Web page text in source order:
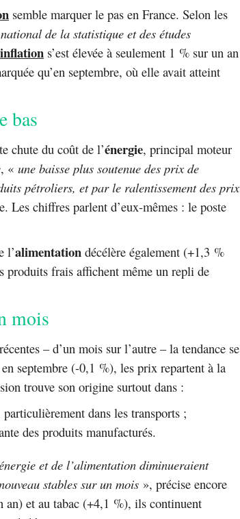
semble marquer le pas en France. Selon les
de la statistique et des études
inflation s’est élevée à seulement 1 % sur un an
qu’en septembre, où elle avait atteint
bas
chute du coût de l’énergie, principal moteur
, « une baisse plus soutenue des prix de
pétroliers, et par le ralentissement des prix
Les chiffres parlent d’eux-mêmes : le poste
l’alimentation décélère également (+1,3 %
produits frais affichent même un repli de
mois
– d’un mois sur l’autre – la tendance se
septembre (-0,1 %), les prix repartent à la
trouve son origine surtout dans :
dans les transports ;
des produits manufacturés.
et de l’alimentation diminueraient
stables sur un mois », précise encore
an) et au tabac (+4,1 %), ils continuent